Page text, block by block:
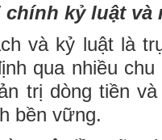
chính kỷ luật
và kỷ luật là
qua nhiều
trị dòng tiền
bền vững.